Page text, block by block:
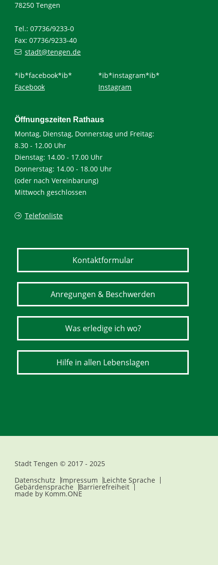
78250 Tengen
Tel.: 07736/9233-0
Fax: 07736/9233-40
stadt@tengen.de
*ib*facebook*ib*
Facebook
*ib*instagram*ib*
Instagram
Öffnungszeiten Rathaus
Montag, Dienstag, Donnerstag und Freitag:
8.30 - 12.00 Uhr
Dienstag: 14.00 - 17.00 Uhr
Donnerstag: 14.00 - 18.00 Uhr
(oder nach Vereinbarung)
Mittwoch geschlossen
Telefonliste
Kontaktformular
Anregungen & Beschwerden
Was erledige ich wo?
Hilfe in allen Lebenslagen
Stadt Tengen © 2017 - 2025
Datenschutz
Impressum Leichte Sprache
Gebärdensprache Barrierefreiheit
made by Komm.ONE